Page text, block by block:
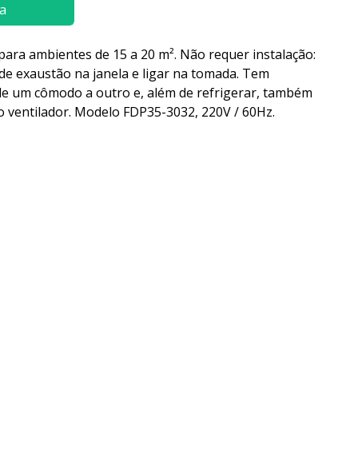
ambientes de 15 a 20 m². Não requer instalação:
exaustão na janela e ligar na tomada. Tem
um cômodo a outro e, além de refrigerar, também
Modelo FDP35-3032, 220V / 60Hz.